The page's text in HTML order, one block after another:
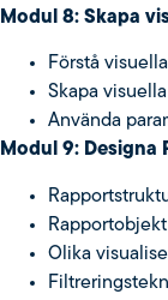
Modul 8: Skapa
Förstå
Skapa
Använda
Modul 9: Designa
Rapportobjekt
Olika